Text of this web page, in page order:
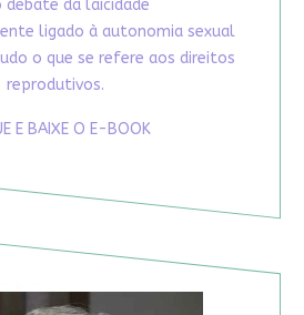
debate da laicidade
ligado à autonomia sexual
o que se refere aos direitos
reprodutivos.
E BAIXE O E-BOOK